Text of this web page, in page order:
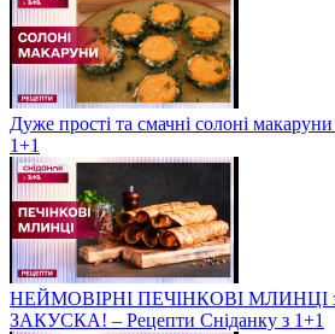
Дуже прості та смачні солоні
1+1
НЕЙМОВІРНІ ПЕЧІНКОВІ МЛИНЦІ з
ЗАКУСКА! – Рецепти Сніданку з 1+1